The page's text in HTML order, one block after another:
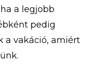
a legjobb
pedig
a vakáció, amiért